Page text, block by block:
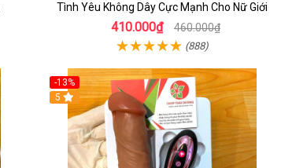
Tình Yêu Không Dây Cực Mạnh Cho Nữ Giới
410.000₫ 460.000₫
(888)
-13%
5